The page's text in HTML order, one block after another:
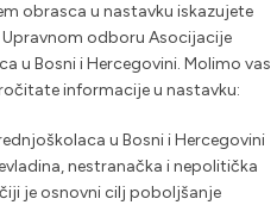
obrasca u nastavku iskazujete
Upravnom odboru Asocijacije
u Bosni i Hercegovini. Molimo vas
informacije u nastavku:
u Bosni i Hercegovini
nestranačka i nepolitička
je osnovni cilj poboljšanje